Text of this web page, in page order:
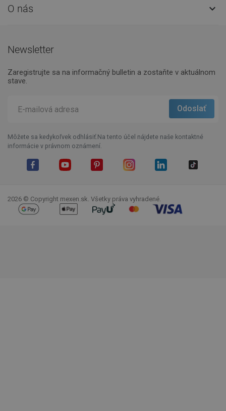
O nás 
Newsletter
Zaregistrujte sa na informačný bulletin a zostaňte v aktuálnom
stave.
Môžete sa kedykoľvek odhlásiť.Na tento účel nájdete naše kontaktné
informácie v právnom oznámení.
2026 © Copyright mexen.sk. Všetky práva vyhradené.